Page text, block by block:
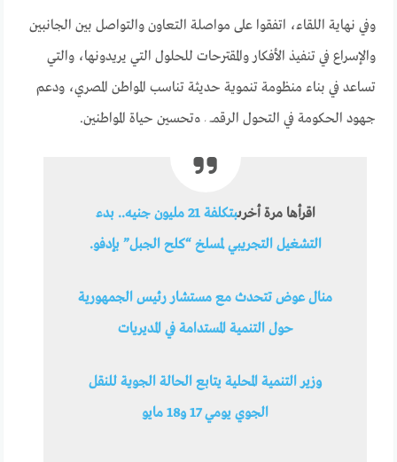
وفي نهاية اللقاء، اتفقوا على مواصلة التعاون والتواصل بين الجانبين
والإسراع في تنفيذ الأفكار والمقترحات للحلول التي يريدونها، والتي
تساعد في بناء منظومة تنموية حديثة تناسب المواطن المصري، ودعم
جهود الحكومة في التحول الرقمي وتحسين حياة المواطنين.
اقرأها مرة أخرى
بتكلفة 21 مليون جنيه.. بدء
التشغيل التجريبي لمسلخ “كلح الجبل” بإدفو.
منال عوض تتحدث مع مستشار رئيس الجمهورية
حول التنمية المستدامة في المديريات
وزير التنمية المحلية يتابع الحالة الجوية للنقل
الجوي يومي 17 و18 مايو